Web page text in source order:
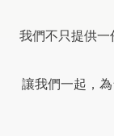
我們不只提供
讓我們一起，